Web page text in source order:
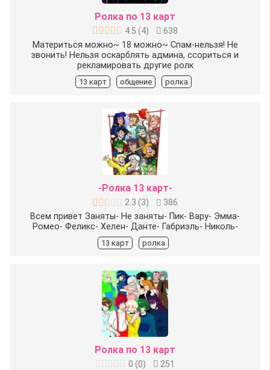
Ролка по 13 карт
4.5 (4)
638
Материться можно~ 18 можно~ Спам-нельзя! Не
звонить! Нельзя оскарблять админа, ссориться и
рекламировать другие ролк
13 карт общение ролка
-Ролка 13 карт-
2.3 (3)
386
Всем привет Заняты- Не заняты- Пик- Вару- Эмма-
Ромео- Феликс- Хелен- Данте- Габриэль- Николь-
13 карт ролка
Ролка по 13 карт
0 (0)
251